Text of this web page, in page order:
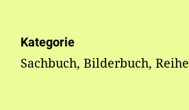
Kategorie
Sachbuch, Bilderbuch, Reihe